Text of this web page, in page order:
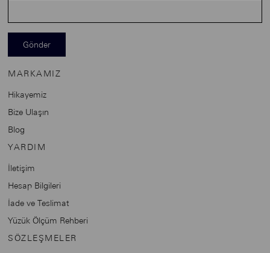
Gönder
MARKAMIZ
Hikayemiz
Bize Ulaşın
Blog
YARDIM
İletişim
Hesap Bilgileri
İade ve Teslimat
Yüzük Ölçüm Rehberi
SÖZLEŞMELER